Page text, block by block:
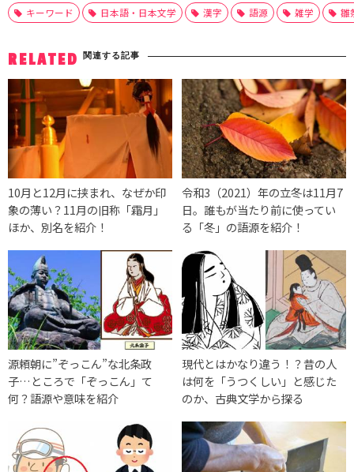
キーワード 日本語・日本文学 漢字 語源 雑学 雛
RELATED 関連する記事
10月と12月に挟まれ、なぜか印
象の薄い？11月の旧称「霜月」
ほか、別名を紹介！
令和3（2021）年の立冬は11月7
日。誰もが当たり前に使ってい
る「冬」の語源を紹介！
源頼朝に”ぞっこん”な北条政
子…ところで「ぞっこん」て
何？語源や意味を紹介
現代とはかなり違う！？昔の人
は何を「うつくしい」と感じた
のか、古典文学から探る